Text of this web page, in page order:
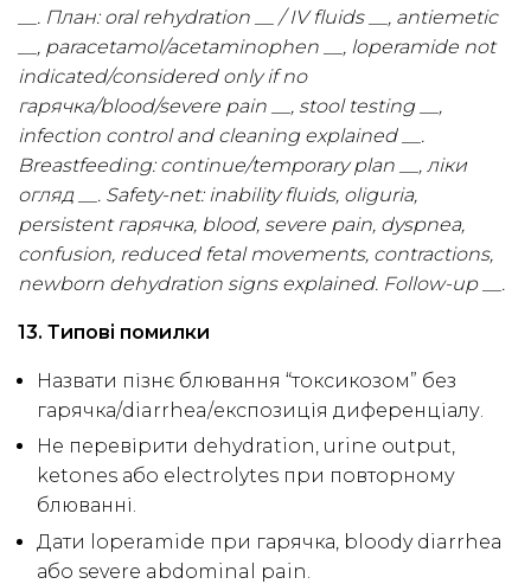
__. План: oral rehydration __ / IV fluids __, antiemetic
__, paracetamol/acetaminophen __, loperamide not
indicated/considered only if no
гарячка/blood/severe pain __, stool testing __,
infection control and cleaning explained __.
Breastfeeding: continue/temporary plan __, ліки
огляд __. Safety-net: inability fluids, oliguria,
persistent гарячка, blood, severe pain, dyspnea,
confusion, reduced fetal movements, contractions,
newborn dehydration signs explained. Follow-up __.
13. Типові помилки
Назвати пізнє блювання “токсикозом” без
гарячка/diarrhea/експозиція диференціалу.
Не перевірити dehydration, urine output,
ketones або electrolytes при повторному
блюванні.
Дати loperamide при гарячка, bloody diarrhea
або severe abdominal pain.